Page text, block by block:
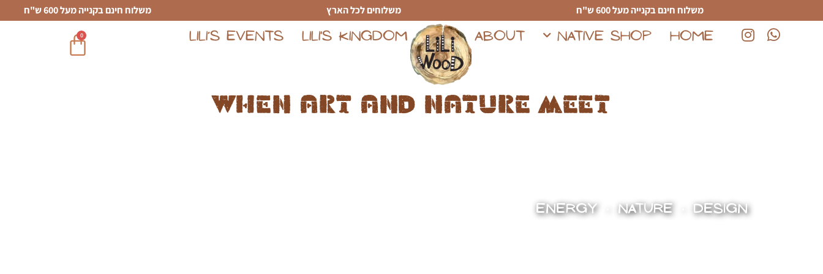
משלוח חינם בקנייה מעל 600 ש"ח משלוחים לכל הארץ משלוח חינם בקנייה מעל 600 ש"ח
(נפתח בחלון חדש)
(נפתח בחלון חדש)
HOME
NATIVE SHOP
ABOUT
LILI'S KINGDOM
LILI’S EVENTS
0
When art and nature meet
ENERGY • NATURE • DESIGN